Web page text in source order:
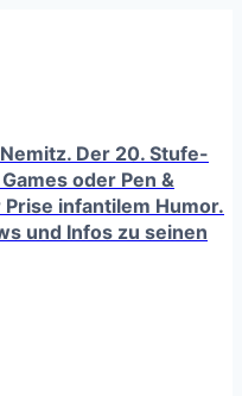
Der 20. Stufe-
oder Pen &
infantilem Humor.
und Infos zu seinen